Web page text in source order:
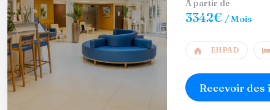
A partir de
3342€ / Mois
EHPAD
Recevoir des